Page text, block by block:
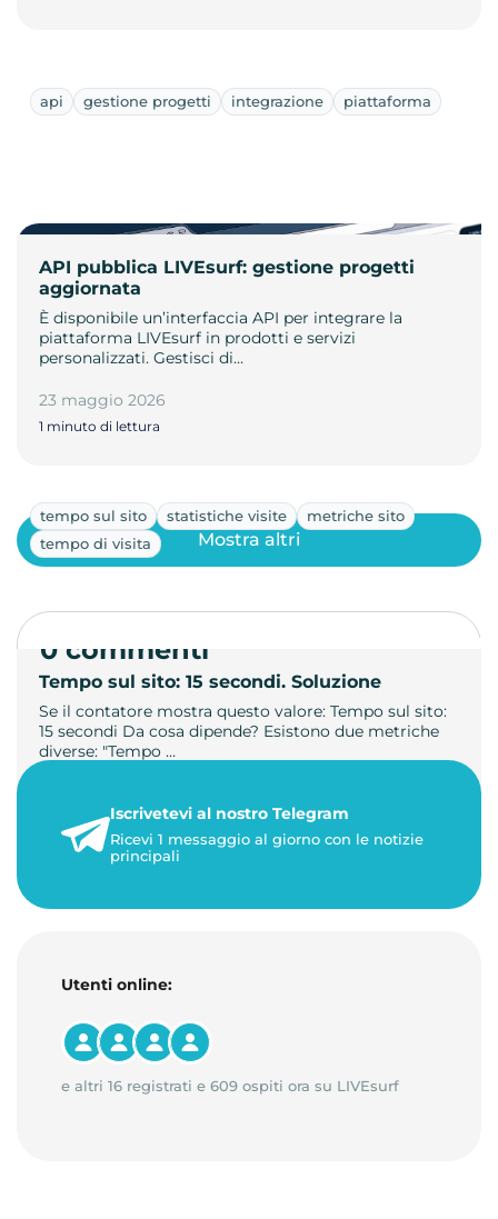
api gestione progetti integrazione piattaforma
API pubblica LIVEsurf: gestione progetti
aggiornata
È disponibile un’interfaccia API per integrare la
piattaforma LIVEsurf in prodotti e servizi
personalizzati. Gestisci di…
23 maggio 2026
1 minuto di lettura
tempo sul sito statistiche visite
metriche sito
tempo di visita
Tempo sul sito: 15 secondi. Soluzione
Se il contatore mostra questo valore: Tempo sul sito:
15 secondi Da cosa dipende? Esistono due metriche
diverse: "Tempo …
3 minuti di lettura
Mostra altri
0 commenti
Iscrivetevi al nostro Telegram
Ricevi 1 messaggio al giorno con le notizie
principali
Utenti online:
e altri 16 registrati e 609 ospiti ora su LIVEsurf